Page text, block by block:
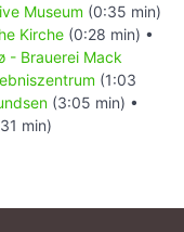
Museum (0:35 min)
Kirche (0:28 min) •
- Brauerei Mack
(1:03
(3:05 min) •
min)